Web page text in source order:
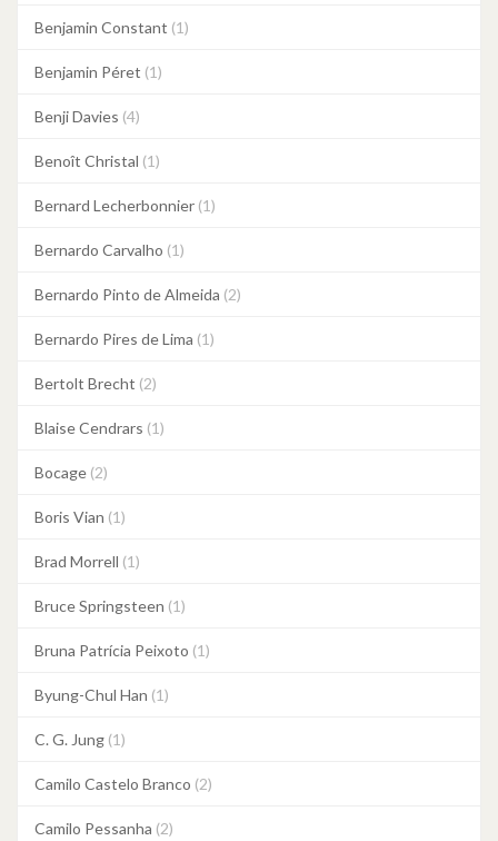
Benjamin Constant (1)
Benjamin Péret (1)
Benji Davies (4)
Benoît Christal (1)
Bernard Lecherbonnier (1)
Bernardo Carvalho (1)
Bernardo Pinto de Almeida (2)
Bernardo Pires de Lima (1)
Bertolt Brecht (2)
Blaise Cendrars (1)
Bocage (2)
Boris Vian (1)
Brad Morrell (1)
Bruce Springsteen (1)
Bruna Patrícia Peixoto (1)
Byung-Chul Han (1)
C. G. Jung (1)
Camilo Castelo Branco (2)
Camilo Pessanha (2)